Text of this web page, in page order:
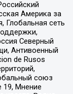
Америка за
Глобальная сеть
Северный
Антивоенный
de Rusos
союз
19, Мнение